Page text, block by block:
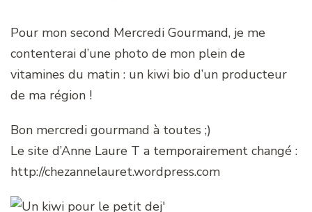
Pour mon second Mercredi Gourmand, je me
contenterai d’une photo de mon plein de
vitamines du matin : un kiwi bio d’un producteur
de ma région !
Bon mercredi gourmand à toutes ;)
Le site d’Anne Laure T a temporairement changé :
http://chezannelauret.wordpress.com